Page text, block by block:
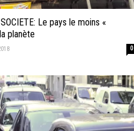
Le pays le moins «
planète
0